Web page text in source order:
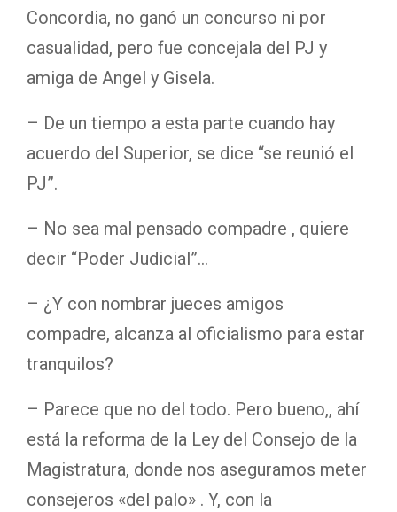
Concordia, no ganó un concurso ni por
casualidad, pero fue concejala del PJ y
amiga de Angel y Gisela.
– De un tiempo a esta parte cuando hay
acuerdo del Superior, se dice “se reunió el
PJ”.
– No sea mal pensado compadre , quiere
decir “Poder Judicial”…
– ¿Y con nombrar jueces amigos
compadre, alcanza al oficialismo para estar
tranquilos?
– Parece que no del todo. Pero bueno,, ahí
está la reforma de la Ley del Consejo de la
Magistratura, donde nos aseguramos meter
consejeros «del palo» . Y, con la